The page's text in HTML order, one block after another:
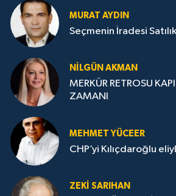
MURAT AYDIN
Seçmenin İradesi
NILGÜN AKMAN
MERKÜR RETROSU
ZAMANI
MEHMET YÜCEER
CHP’yi Kılıçdaroğlu
ZEKI SARIHAN